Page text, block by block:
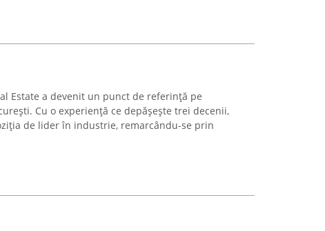
Estate a devenit un punct de referință pe
Cu o experiență ce depășește trei decenii,
de lider în industrie, remarcându-se prin